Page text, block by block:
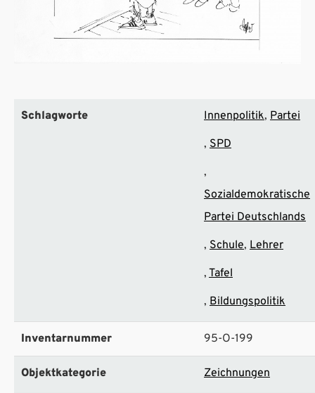
Schlagworte Innenpolitik Partei
SPD
Sozialdemokratische
Partei Deutschlands
Schule Lehrer
Tafel
Bildungspolitik
Inventarnummer 95-O-199
Objektkategorie Zeichnungen